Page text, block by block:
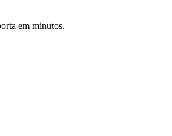
em minutos.